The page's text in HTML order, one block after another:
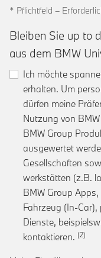
* Pflichtfeld –
Bleiben Sie up to
aus dem BMW
Ich möchte
erhalten. Um
dürfen meine
Nutzung von
BMW Group
ausgewertet
Gesellschaften
werkstätten (z.B.
BMW Group
Fahrzeug (In-
Dienste,
kontaktieren. Link